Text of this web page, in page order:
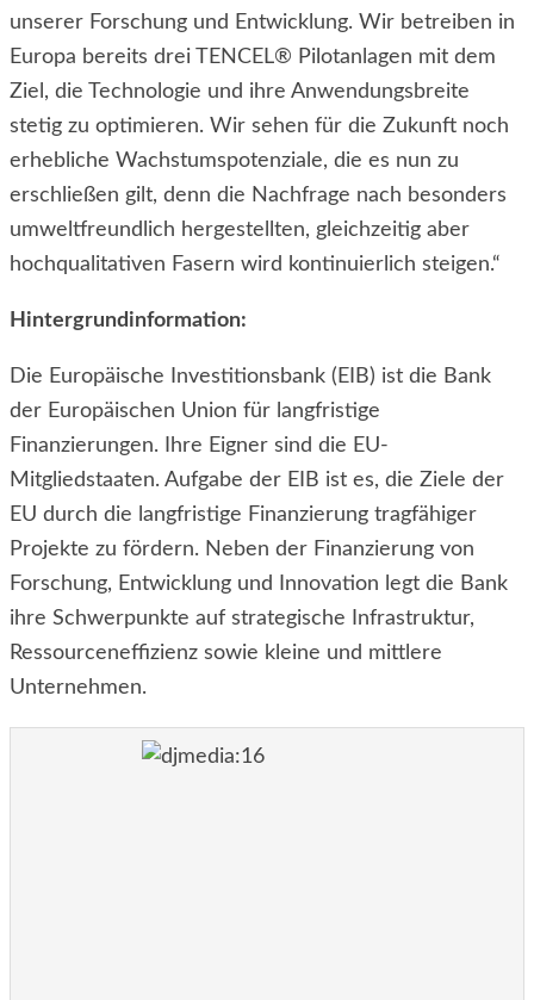
unserer Forschung und Entwicklung. Wir betreiben in
Europa bereits drei TENCEL® Pilotanlagen mit dem
Ziel, die Technologie und ihre Anwendungsbreite
stetig zu optimieren. Wir sehen für die Zukunft noch
erhebliche Wachstumspotenziale, die es nun zu
erschließen gilt, denn die Nachfrage nach besonders
umweltfreundlich hergestellten, gleichzeitig aber
hochqualitativen Fasern wird kontinuierlich steigen.“
Hintergrundinformation:
Die Europäische Investitionsbank (EIB) ist die Bank
der Europäischen Union für langfristige
Finanzierungen. Ihre Eigner sind die EU-
Mitgliedstaaten. Aufgabe der EIB ist es, die Ziele der
EU durch die langfristige Finanzierung tragfähiger
Projekte zu fördern. Neben der Finanzierung von
Forschung, Entwicklung und Innovation legt die Bank
ihre Schwerpunkte auf strategische Infrastruktur,
Ressourceneffizienz sowie kleine und mittlere
Unternehmen.